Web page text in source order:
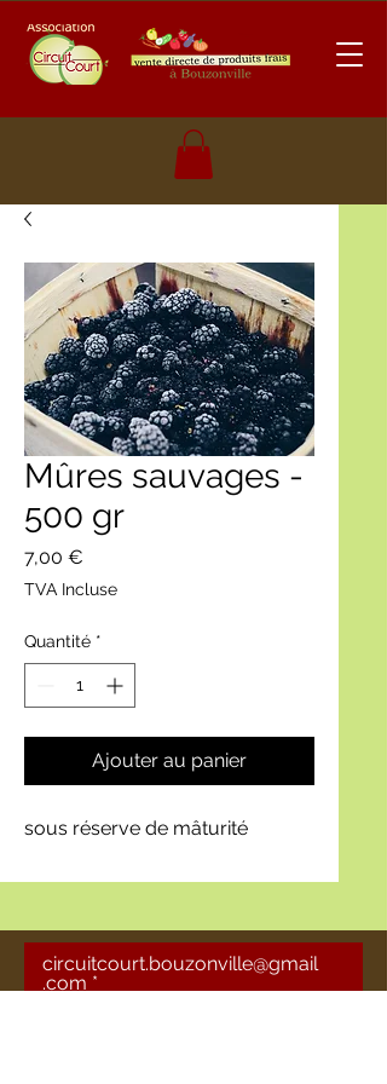
Mûres sauvages -
500 gr
7,00 €
TVA Incluse
Quantité *
Ajouter au panier
sous réserve de mâturité
circuitcourt.bouzonville@gmail
.com